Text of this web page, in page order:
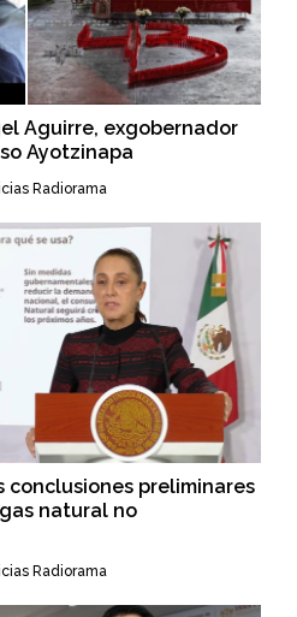
Aguirre, exgobernador
Ayotzinapa
Radiorama
conclusiones preliminares
natural no
Radiorama